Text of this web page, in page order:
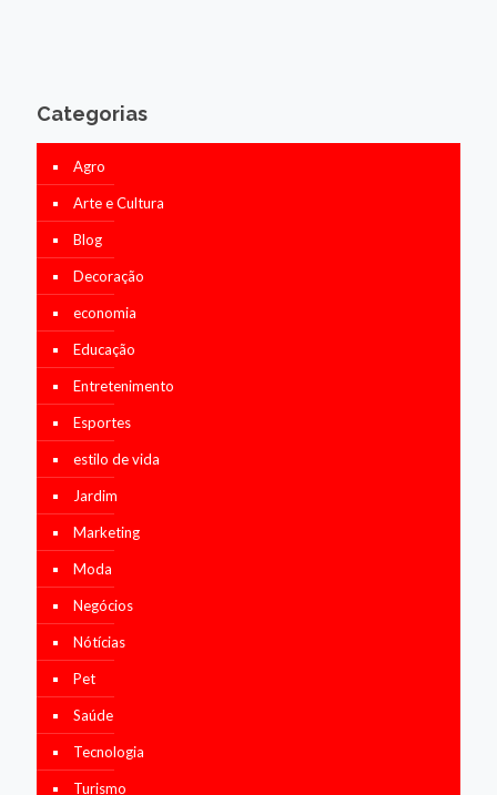
Categorias
Agro
Arte e Cultura
Blog
Decoração
economia
Educação
Entretenimento
Esportes
estilo de vida
Jardim
Marketing
Moda
Negócios
Nótícias
Pet
Saúde
Tecnologia
Turismo